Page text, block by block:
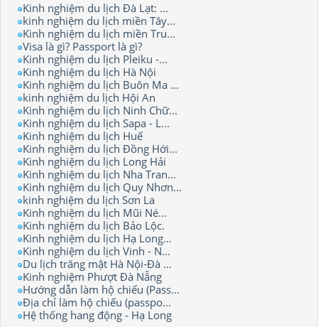
Kinh nghiệm du lịch Đà Lạt: ...
kinh nghiệm du lịch miền Tây...
Kinh nghiệm du lịch miền Tru...
Visa là gì? Passport là gì?
Kinh nghiệm du lịch Pleiku -...
Kinh nghiệm du lịch Hà Nội
Kinh nghiệm du lịch Buôn Ma ...
kinh nghiệm du lịch Hội An
Kinh nghiệm du lịch Ninh Chữ...
Kinh nghiệm du lịch Sapa - L...
Kinh nghiệm du lịch Huế
Kinh nghiệm du lịch Đồng Hới...
Kinh nghiệm du lịch Long Hải
Kinh nghiệm du lịch Nha Tran...
Kinh nghiệm du lịch Quy Nhơn...
kinh nghiệm du lịch Sơn La
Kinh nghiệm du lịch Mũi Né...
Kinh nghiệm du lịch Bảo Lộc.
Kinh nghiệm du lịch Hạ Long...
Kinh nghiệm du lịch Vinh - N...
Du lịch trăng mật Hà Nội-Đà ...
Kinh nghiệm Phượt Đà Nẵng
Hướng dẫn làm hộ chiếu (Pass...
Địa chỉ làm hộ chiếu (passpo...
Hệ thống hang động - Hạ Long